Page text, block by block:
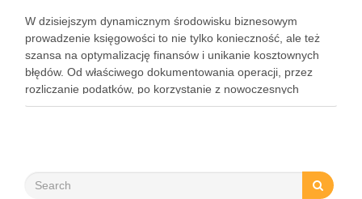
W dzisiejszym dynamicznym środowisku biznesowym
prowadzenie księgowości to nie tylko konieczność, ale też
szansa na optymalizację finansów i unikanie kosztownych
błędów. Od właściwego dokumentowania operacji, przez
rozliczanie podatków, po korzystanie z nowoczesnych
narzędzi – każdy przedsiębiorca musi znać kluczowe